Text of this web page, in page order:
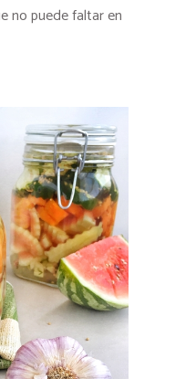
no puede faltar en